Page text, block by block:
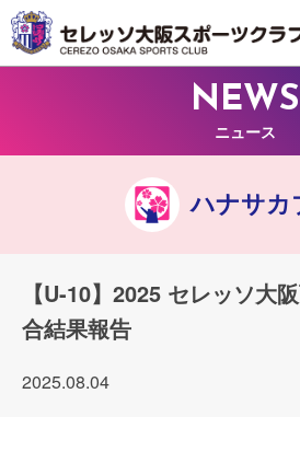
NEWS
ニュース
ハナサカ
【U-10】2025 セレッソ大
合結果報告
2025.08.04